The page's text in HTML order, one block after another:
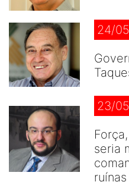
24/
23/
seria
ruínas